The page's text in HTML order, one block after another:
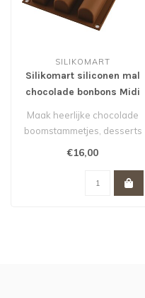
SILIKOMART
Silikomart siliconen mal
chocolade bonbons Midi
Buche
Maak heerlijke chocolade
boomstammetjes, desserts
of mousse met deze
€16,00